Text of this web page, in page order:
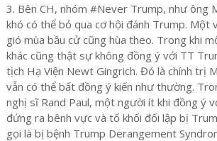
3. Bên CH, nhóm #Never Trump, như ông
khó có thể bỏ qua cơ hội đánh Trump. Một
gió mùa bầu cử cũng hùa theo. Trong khi
khác cũng thật sự không đồng ý với TT
tịch Hạ Viện Newt Gingrich. Đó là chính trị
vẫn có thể bất đồng ý kiến như thường.
nghị sĩ Rand Paul, một người ít khi đồng ý
đứng ra bênh vực và tố khối đối lập bị
gọi là bị bệnh Trump Derangement